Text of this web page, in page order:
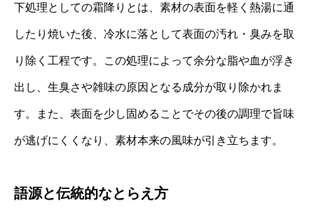
下処理としての霜降りとは、素材の表面を軽く熱湯に通
したり焼いた後、冷水に落として表面の汚れ・臭みを取
り除く工程です。この処理によって余分な脂や血が浮き
出し、生臭さや雑味の原因となる成分が取り除かれま
す。また、表面を少し固めることでその後の調理で旨味
が逃げにくくなり、素材本来の風味が引き立ちます。
語源と伝統的なとらえ方